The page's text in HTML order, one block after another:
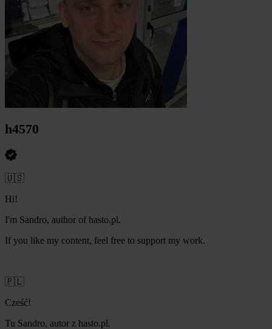
h4570
🇺🇸
Hi!
I'm Sandro, author of hasto.pl.
If you like my content, feel free to support my work.
🇵🇱
Cześć!
Tu Sandro, autor z hasto.pl.